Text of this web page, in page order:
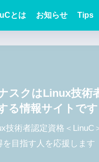
とは お知らせ Tips
スクはLinux技術
る情報サイトです
技術者認定資格＜LinuC
を目指す人を応援します